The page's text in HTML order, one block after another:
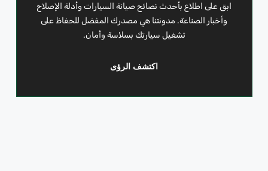
ابق على اطلاع بأحدث نصائح صيانة السيارات وأدلة الإصلاح
وأخبار الصناعة. مدونتنا هي مصدرك المفضل للحفاظ على
تشغيل سيارتك بسلاسة وأمان.
اكتشف الرؤى